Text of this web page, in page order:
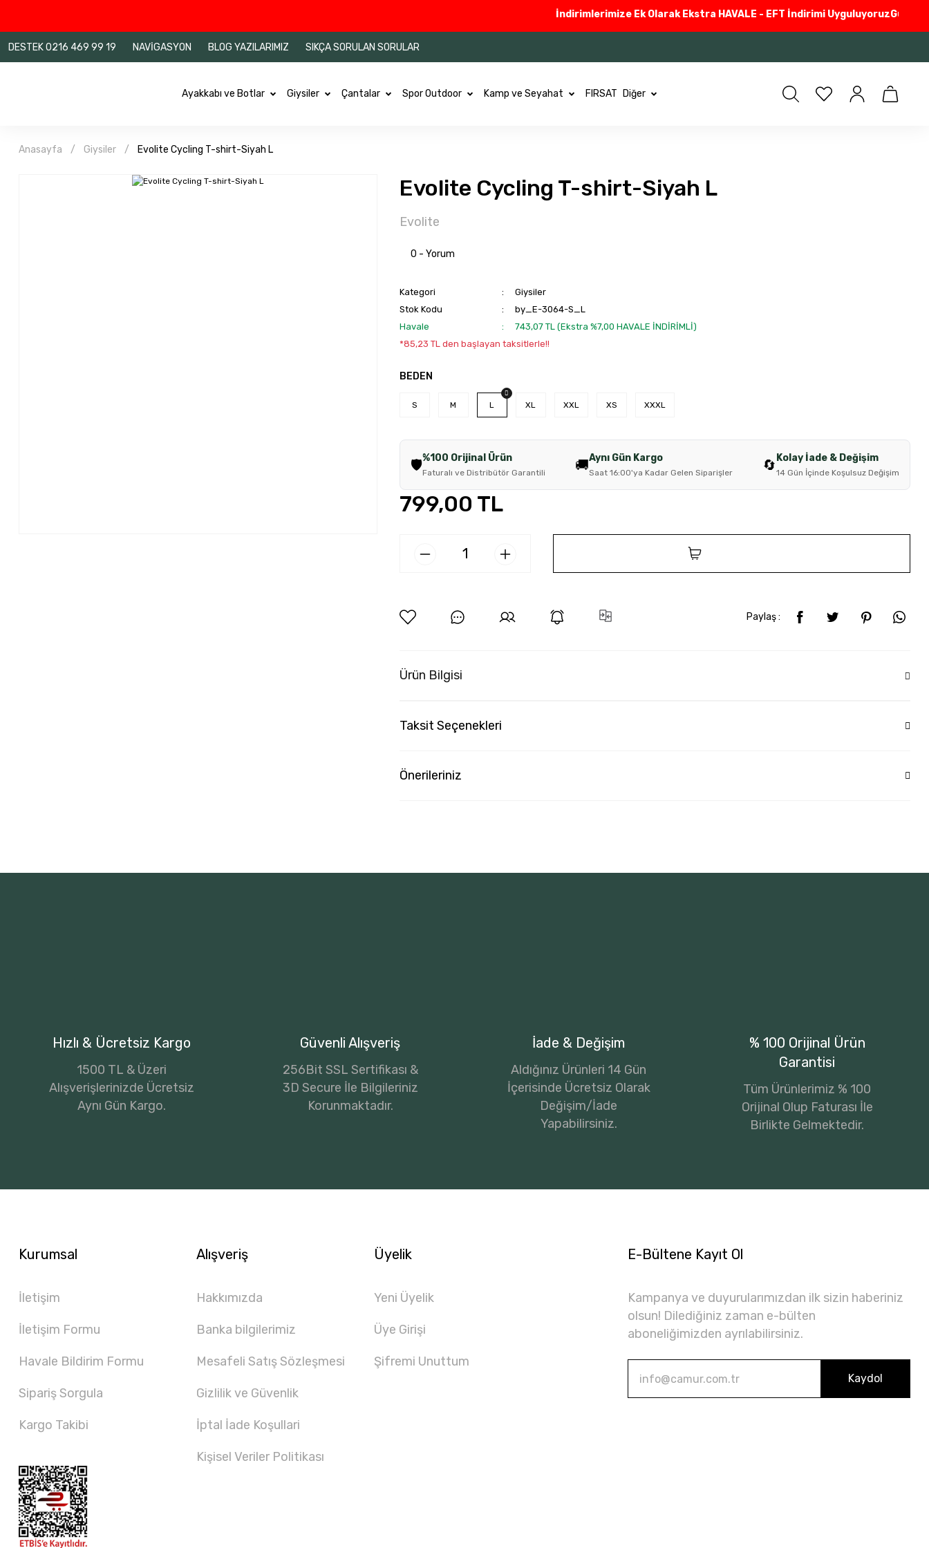
İndirimlerimize Ek Olarak Ekstra HAVALE - EFT İndirimi UyguluyoruzGüvenli
DESTEK 0216 469 99 19 NAVİGASYON BLOG YAZILARIMIZ SIKÇA SORULAN SORULAR
Ayakkabı ve Botlar Giysiler Çantalar Spor Outdoor Kamp ve Seyahat FIRSAT Diğer
Anasayfa Giysiler Evolite Cycling T-shirt-Siyah L
Evolite Cycling T-shirt-Siyah L
Evolite
0 - Yorum
Kategori
Giysiler
Stok Kodu
by_E-3064-S_L
Havale
743,07 TL (Ekstra %7,00 HAVALE İNDİRİMLİ)
*85,23 TL den başlayan taksitlerle!!
BEDEN
S M L XL XXL XS XXXL
🛡️%100 Orijinal Ürün
Faturalı ve Distribütör Garantili 🚚Aynı Gün Kargo
Saat 16:00'ya Kadar Gelen Siparişler 🔄 Kolay İade & Değişim
14 Gün İçinde Koşulsuz Değişim
799,00 TL
Paylaş :
Ürün Bilgisi
Taksit Seçenekleri
Önerileriniz
Hızlı & Ücretsiz Kargo
1500 TL & Üzeri
Alışverişlerinizde Ücretsiz
Aynı Gün Kargo.
Güvenli Alışveriş
256Bit SSL Sertifikası &
3D Secure İle Bilgileriniz
Korunmaktadır.
İade & Değişim
Aldığınız Ürünleri 14 Gün
İçerisinde Ücretsiz Olarak
Değişim/İade
Yapabilirsiniz.
% 100 Orijinal Ürün
Garantisi
Tüm Ürünlerimiz % 100
Orijinal Olup Faturası İle
Birlikte Gelmektedir.
Kurumsal
İletişim
İletişim Formu
Havale Bildirim Formu
Sipariş Sorgula
Kargo Takibi
Alışveriş
Hakkımızda
Banka bilgilerimiz
Mesafeli Satış Sözleşmesi
Gizlilik ve Güvenlik
İptal İade Koşullari
Kişisel Veriler Politikası
Üyelik
Yeni Üyelik
Üye Girişi
Şifremi Unuttum
E-Bültene Kayıt Ol
Kampanya ve duyurularımızdan ilk sizin haberiniz
olsun! Dilediğiniz zaman e-bülten
aboneliğimizden ayrılabilirsiniz.
Kaydol